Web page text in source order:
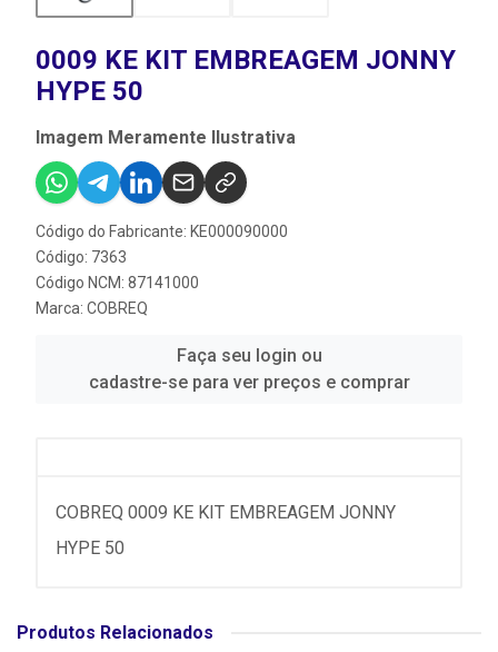
0009 KE KIT EMBREAGEM JONNY
HYPE 50
Imagem Meramente Ilustrativa
Código do Fabricante: KE000090000
Código: 7363
Código NCM: 87141000
Marca: COBREQ
Faça seu login ou
cadastre-se para ver preços e comprar
COBREQ 0009 KE KIT EMBREAGEM JONNY
HYPE 50
Produtos Relacionados